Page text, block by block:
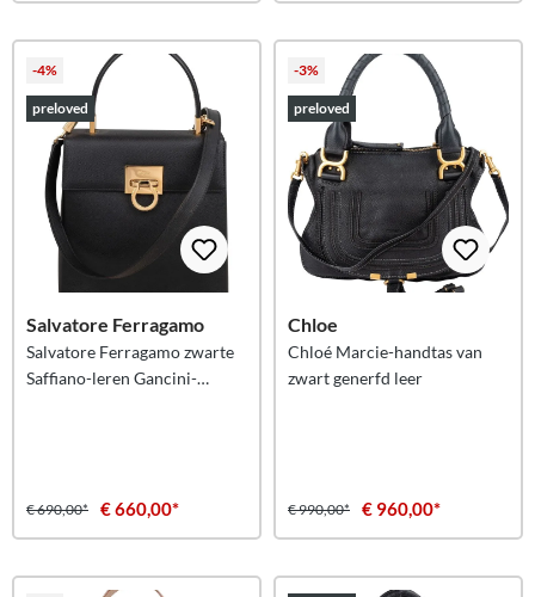
-4%
preloved
Salvatore Ferragamo
Salvatore Ferragamo zwarte
Saffiano-leren Gancini-
€ 690,00* € 660,00*
-3%
preloved
Chloe
Chloé Marcie-handtas van
zwart generfd leer
€ 990,00* € 960,00*